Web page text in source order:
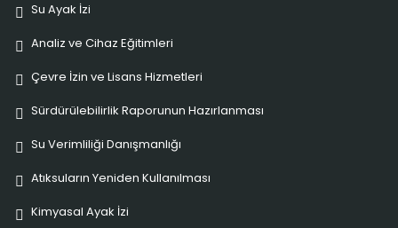
Su Ayak İzi
Analiz ve Cihaz Eğitimleri
Çevre İzin ve Lisans Hizmetleri
Sürdürülebilirlik Raporunun Hazırlanması
Su Verimliliği Danışmanlığı
Atıksuların Yeniden Kullanılması
Kimyasal Ayak İzi